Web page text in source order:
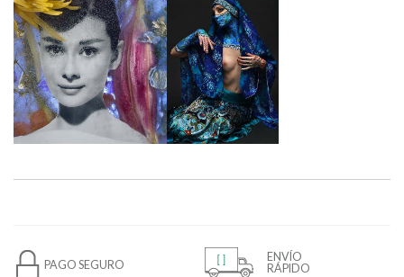
PAGO SEGURO
ENVÍO
RÁPIDO